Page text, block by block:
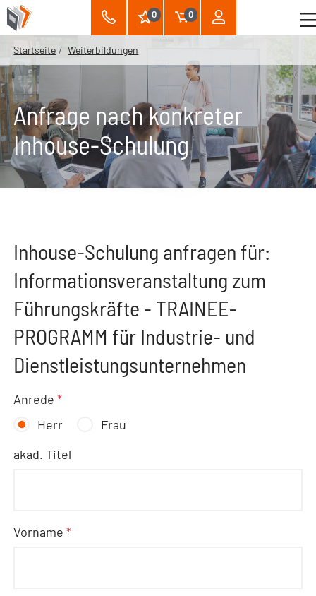
0 0
Startseite Weiterbildungen
Anfrage nach konkreter
Inhouse-Schulung
Inhouse-Schulung anfragen für:
Informationsveranstaltung zum
Führungskräfte - TRAINEE-
PROGRAMM für Industrie- und
Dienstleistungsunternehmen
Anrede*
Herr
Frau
akad. Titel
Vorname*